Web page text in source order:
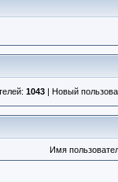
1043 | Новый
Имя